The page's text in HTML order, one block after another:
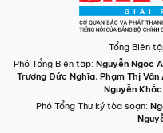
Tổng Biên
Phó Tổng Biên tập: Nguyễn Ngọc
Trương Đức Nghĩa, Phạm Thị Vân
Nguyễn
Phó Tổng Thư ký tòa soạn: